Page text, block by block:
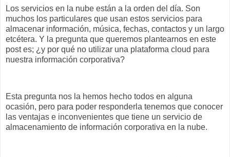
Los servicios en la nube están a la orden del día. Son
muchos los particulares que usan estos servicios para
almacenar información, música, fechas, contactos y un largo
etcétera. Y la pregunta que queremos plantearnos en este
post es; ¿y por qué no utilizar una plataforma cloud para
nuestra información corporativa?
Esta pregunta nos la hemos hecho todos en alguna
ocasión, pero para poder responderla tenemos que conocer
las ventajas e inconvenientes que tiene un servicio de
almacenamiento de información corporativa en la nube.